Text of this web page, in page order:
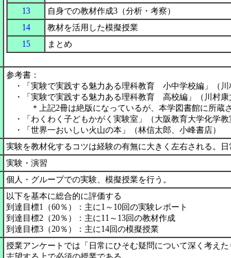
13
自身での教材作成3（分析・考察）
14
教材を活用した模擬授業
15
まとめ
参考書：
・「実験で実践する魅力ある理科教育 小中学校編」（川
・「実験で実践する魅力ある理科教育 高校編」（川村康
＊上記2冊は絶版になっているが、本学図書館に所蔵さ
・「わくわく子どもかがく実験室」（大阪教育大学化学教
・「世界一おいしい火山の本」（林信太郎、小峰書店）
実験を教材化するコツは経験の有無に大きく左右される。
実験・演習
個人・グループでの実験、模擬授業を行う。
以下を基本に総合的に評価する
到達目標1（60％）：主に1～10回の実験レポート
到達目標2（20％）：主に11～13回の教材作成
到達目標3（20％）：主に14回の模擬授業
授業アンケートでは「日常にひそむ疑問について深く考え